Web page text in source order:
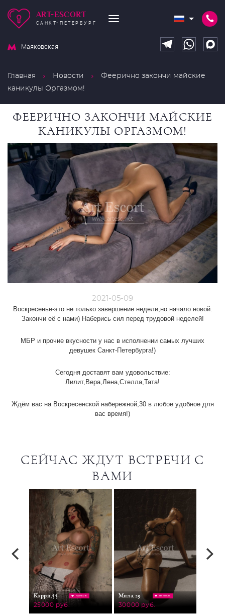
ART-ESCORT
САНКТ-ПЕТЕРБУРГ
Маяковская
Главная Новости
Феерично закончи майские
каникулы Оргазмом!
ФЕЕРИЧНО ЗАКОНЧИ МАЙСКИЕ
КАНИКУЛЫ ОРГАЗМОМ!
2021-05-09
Воскресенье-это не только завершение недели,но начало новой.
Закончи её с нами) Наберись сил перед трудовой неделей!
МБР и прочие вкусности у нас в исполнении самых лучших
девушек Санкт-Петербурга!)
Сегодня доставят вам удовольствие:
Лилит,Вера,Лена,Стелла,Тата!
Ждём вас на Воскресенской набережной,30 в любое удобное для
вас время!)
СЕЙЧАС ЖДУТ ВСТРЕЧИ С
ВАМИ
Кэрри,33 НА МЕСТЕ
25000 руб.
Мила,29 НА МЕСТЕ
30000 руб.